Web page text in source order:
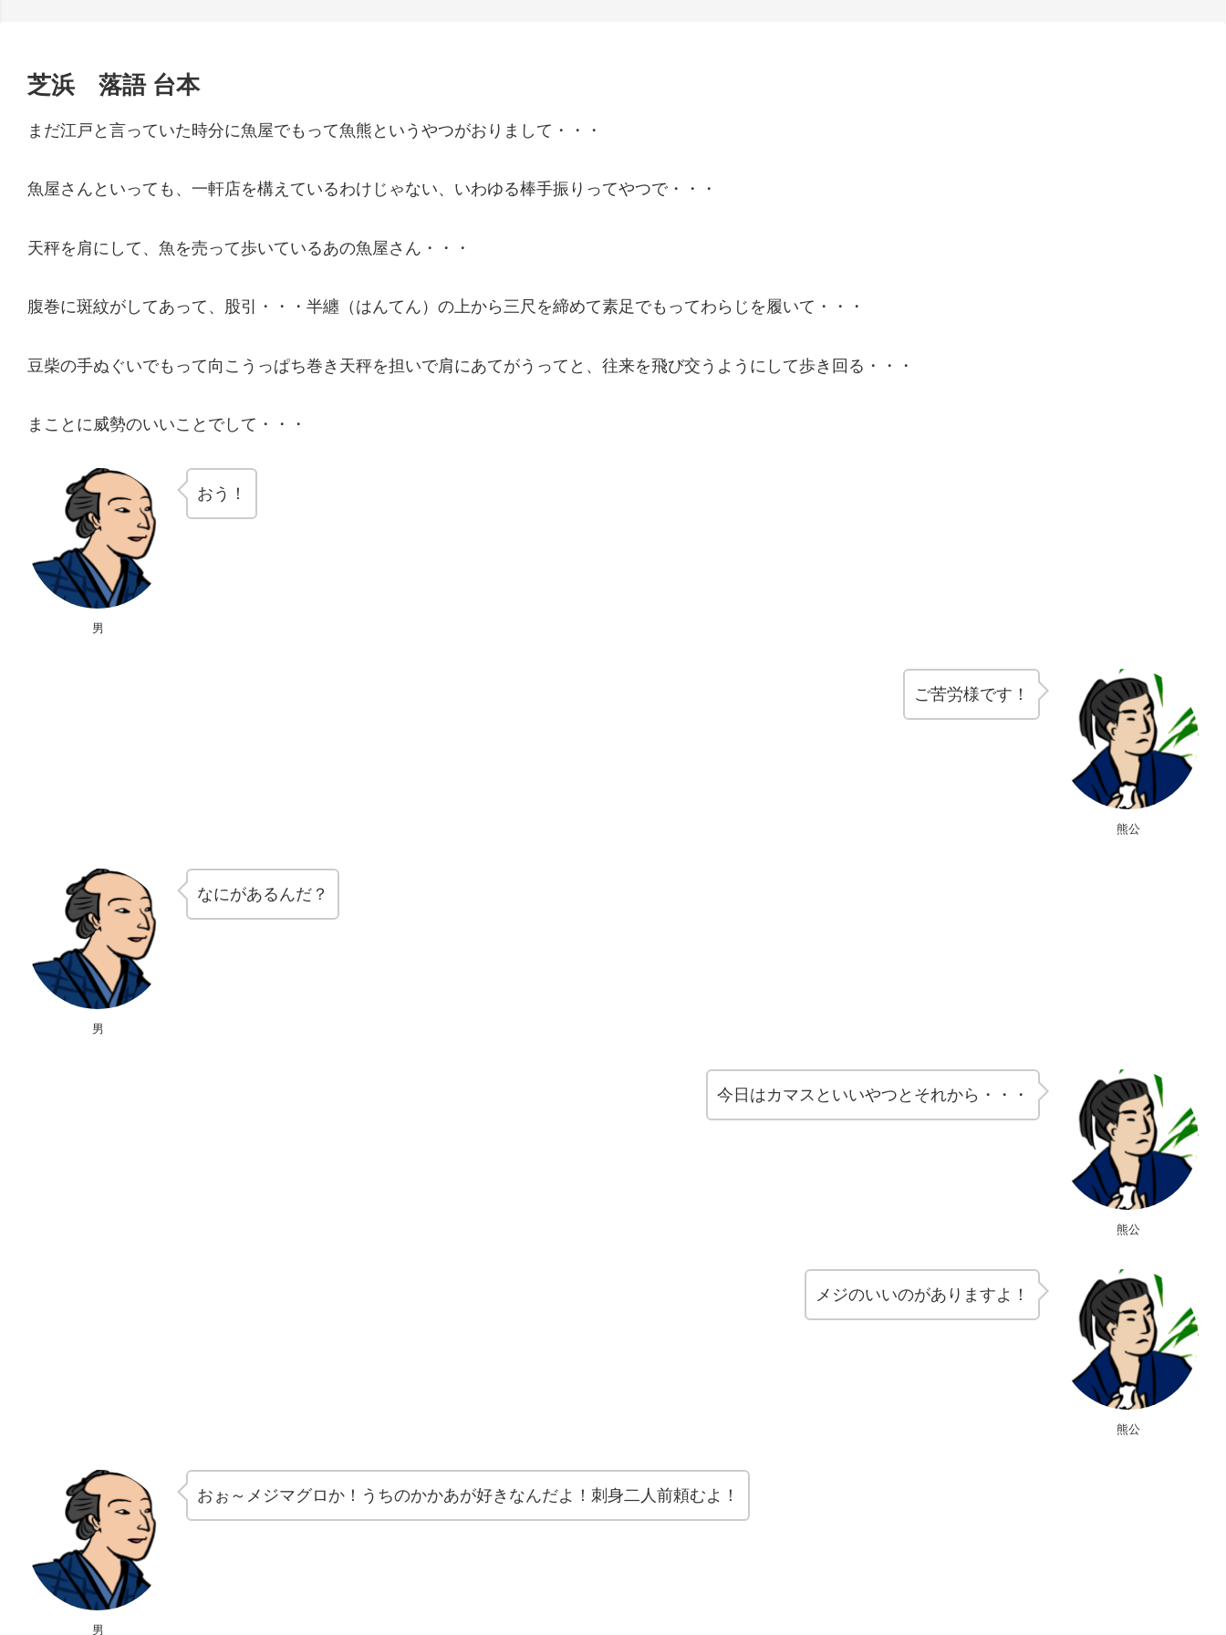
芝浜 落語 台本
まだ江戸と言っていた時分に魚屋でもって魚熊というやつがおりまして・・・
魚屋さんといっても、一軒店を構えているわけじゃない、いわゆる棒手振りってやつで・・・
天秤を肩にして、魚を売って歩いているあの魚屋さん・・・
腹巻に斑紋がしてあって、股引・・・半纏（はんてん）の上から三尺を締めて素足でもってわらじを履いて・・・
豆柴の手ぬぐいでもって向こうっぱち巻き天秤を担いで肩にあてがうってと、往来を飛び交うようにして歩き回る・・・
まことに威勢のいいことでして・・・
男
おう！
熊公
ご苦労様です！
男
なにがあるんだ？
熊公
今日はカマスといいやつとそれから・・・
熊公
メジのいいのがありますよ！
男
おぉ～メジマグロか！うちのかかあが好きなんだよ！刺身二人前頼むよ！